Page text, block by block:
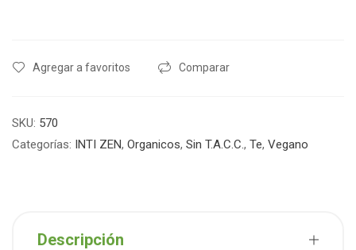
Agregar a favoritos Comparar
SKU: 570
Categorías: INTI ZEN, Organicos, Sin T.A.C.C. , Te, Vegano
Descripción